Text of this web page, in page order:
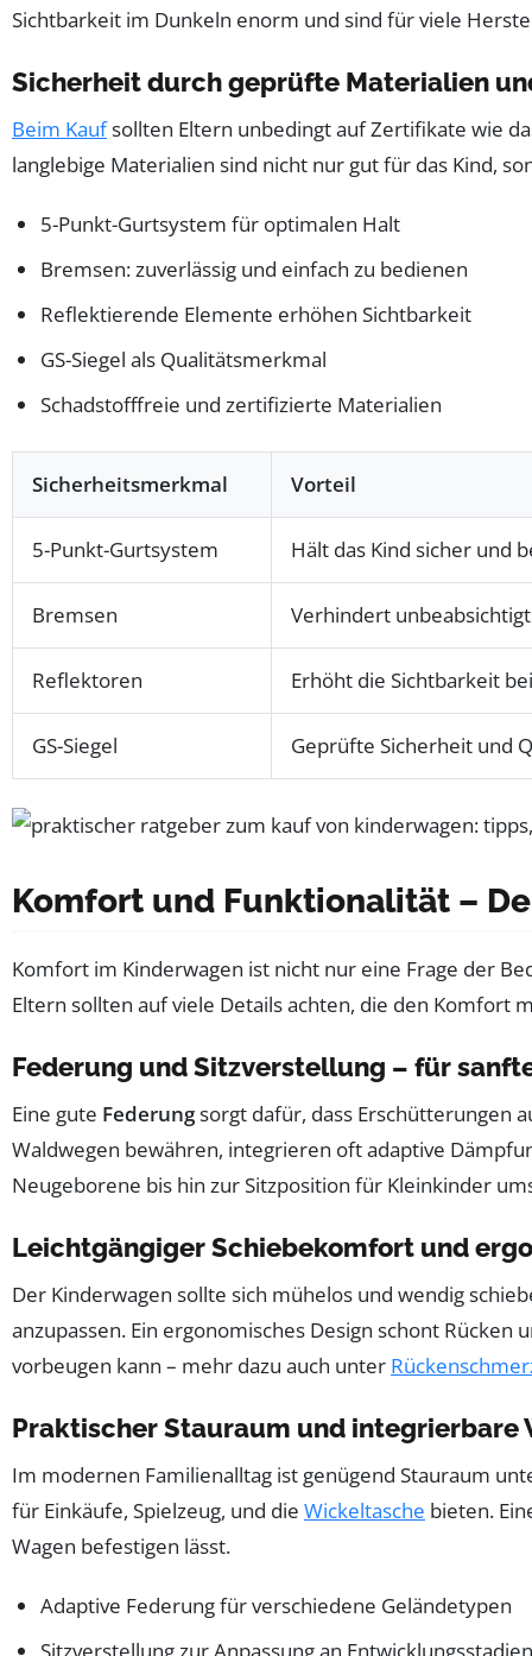
Sichtbarkeit im Dunkeln enorm und sind für viele
Sicherheit durch geprüfte Materialien
Beim Kaufsollten Eltern unbedingt auf Zertifikate wie
langlebige Materialien sind nicht nur gut für das Kind,
5-Punkt-Gurtsystem für optimalen Halt
Bremsen: zuverlässig und einfach zu bedienen
Reflektierende Elemente erhöhen Sichtbarkeit
GS-Siegel als Qualitätsmerkmal
Schadstofffreie und zertifizierte Materialien
Sicherheitsmerkmal Vorteil
5-Punkt-Gurtsystem Hält das Kind sicher und
Bremsen Verhindert
Reflektoren Erhöht die Sichtbarkeit
GS-Siegel Geprüfte Sicherheit und
Komfort und Funktionalität –
Komfort im Kinderwagen ist nicht nur eine Frage der
Eltern sollten auf viele Details achten, die den Komfort
Federung und Sitzverstellung – für
Eine gute Federungsorgt dafür, dass Erschütterungen
Waldwegen bewähren, integrieren oft adaptive
Neugeborene bis hin zur Sitzposition für Kleinkinder
Leichtgängiger Schiebekomfort und
Der Kinderwagen sollte sich mühelos und wendig
anzupassen. Ein ergonomisches Design schont
vorbeugen kann – mehr dazu auch unter
Praktischer Stauraum und integrierbare
Im modernen Familienalltag ist genügend Stauraum
für Einkäufe, Spielzeug, und die Wickeltasche bieten.
Wagen befestigen lässt.
Adaptive Federung für verschiedene Geländetypen